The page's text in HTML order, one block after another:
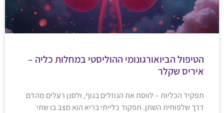
הטיפול הביואורגונומי ההוליסטי במחלות כליה –
איריס שקלר
תפקיד הכליות – לווסת את הנוזלים בגוף, ולסנן רעלים מהדם
דרך שלפוחית השתן. תפקוד כלייתי בריא הוא מצב בו שתי